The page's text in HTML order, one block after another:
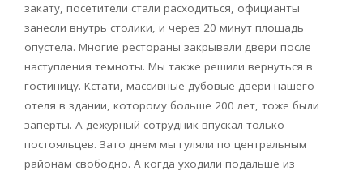
закату, посетители стали расходиться, официанты
занесли внутрь столики, и через 20 минут площадь
опустела. Многие рестораны закрывали двери после
наступления темноты. Мы также решили вернуться в
гостиницу. Кстати, массивные дубовые двери нашего
отеля в здании, которому больше 200 лет, тоже были
заперты. А дежурный сотрудник впускал только
постояльцев. Зато днем мы гуляли по центральным
районам свободно. А когда уходили подальше из